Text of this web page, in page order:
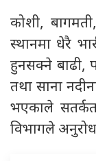
कोशी,
स्थानमा धेरै
हुनसक्ने बाढी,
तथा साना
भएकाले
विभागले